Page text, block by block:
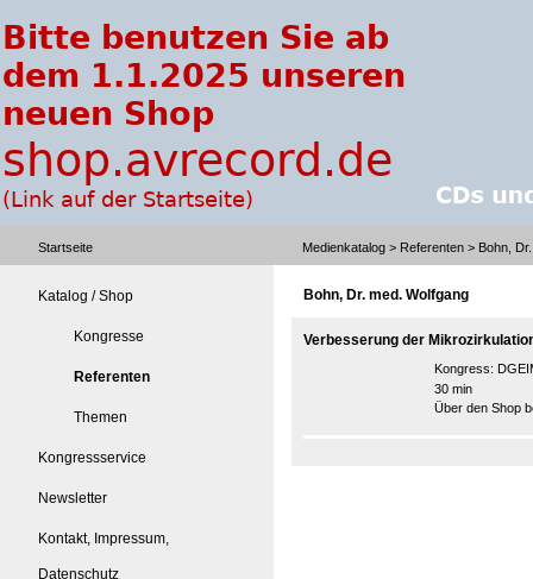
Startseite Medienkatalog > Referenten > Bohn,
Katalog / Shop
Kongresse
Referenten
Themen
Kongressservice
Newsletter
Kontakt, Impressum,
Datenschutz
Bohn, Dr. med. Wolfgang
Verbesserung der
Kongress:
30 min
Über den Shop